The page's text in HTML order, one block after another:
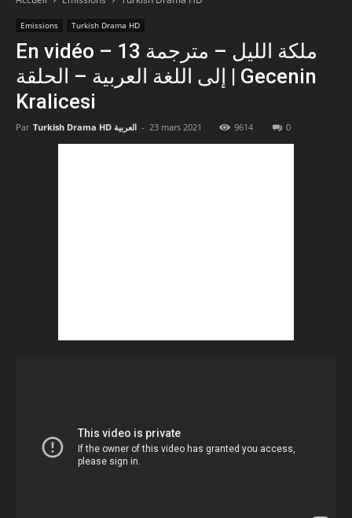
Emissions Turkish Drama HD
En vidéo – 13 ملكة الليل – مترجمة
إلى اللغة العربية – الحلقة | Gecenin
Kralicesi
Par Turkish Drama HD العربية - 23 mars 2021 9614 0